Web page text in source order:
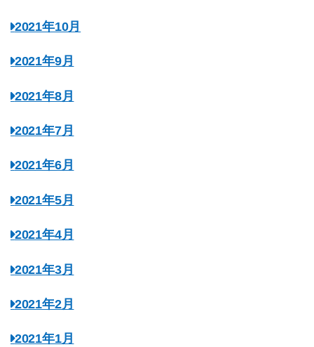
2021年10月
2021年9月
2021年8月
2021年7月
2021年6月
2021年5月
2021年4月
2021年3月
2021年2月
2021年1月